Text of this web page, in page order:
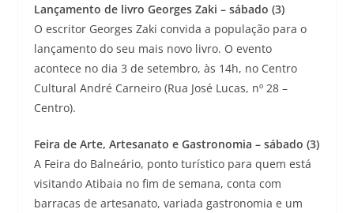
Lançamento de livro Georges Zaki – sábado (3)
O escritor Georges Zaki convida a população para o
lançamento do seu mais novo livro. O evento
acontece no dia 3 de setembro, às 14h, no Centro
Cultural André Carneiro (Rua José Lucas, nº 28 –
Centro).
Feira de Arte, Artesanato e Gastronomia – sábado (3)
A Feira do Balneário, ponto turístico para quem está
visitando Atibaia no fim de semana, conta com
barracas de artesanato, variada gastronomia e um